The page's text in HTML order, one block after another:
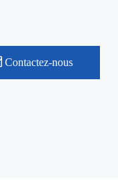
Contactez-nous